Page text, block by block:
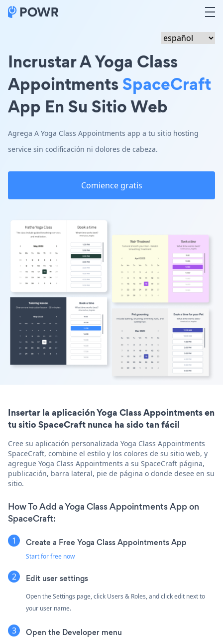
Incrustar A Yoga Class
AppointmentsSpaceCraft
App En Su Sitio Web
Agrega A Yoga Class Appointments app a tu sitio hosting
service sin codificación ni dolores de cabeza.
Comience gratis
Insertar la aplicación Yoga Class Appointments en
tu sitio SpaceCraft nunca ha sido tan fácil
Cree su aplicación personalizada Yoga Class Appointments
SpaceCraft, combine el estilo y los colores de su sitio web, y
agregue Yoga Class Appointments a su SpaceCraft página,
publicación, barra lateral, pie de página o donde desee en su
sitio.
How To Add a Yoga Class Appointments App on
SpaceCraft:
Create a Free Yoga Class Appointments App
Start for free now
Edit user settings
Open the Settings page, click Users & Roles, and click edit next to
your user name.
Open the Developer menu